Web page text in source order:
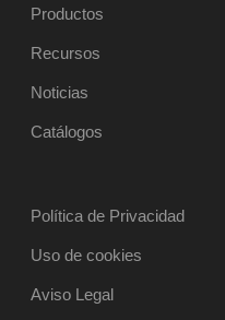
Productos
Recursos
Noticias
Catálogos
Política de Privacidad
Uso de cookies
Aviso Legal